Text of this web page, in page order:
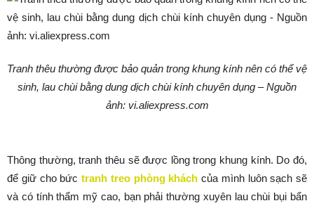
Tranh thêu thường được bảo quản trong khung kính nên có thể vệ
sinh, lau chùi bằng dung dịch chùi kính chuyên dụng – Nguồn
ảnh: vi.aliexpress.com
Thông thường, tranh thêu sẽ được lồng trong khung kính. Do đó,
để giữ cho bức tranh treo phòng khách của mình luôn sạch sẽ
và có tính thẩm mỹ cao, bạn phải thường xuyên lau chùi bụi bẩn